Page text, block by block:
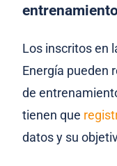
Los inscritos en
Energía pueden
de
tienen que
datos y su